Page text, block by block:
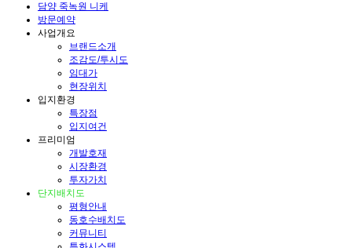
담양 죽녹원 니케
방문예약
사업개요
브랜드소개
조감도/투시도
임대가
현장위치
입지환경
특장점
입지여건
프리미엄
개발호재
시장환경
투자가치
단지배치도
평형안내
동호수배치도
커뮤니티